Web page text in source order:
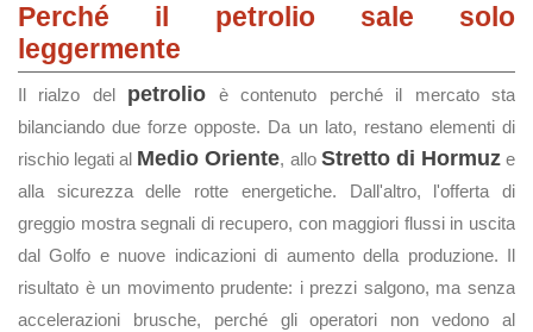
Perché il petrolio sale solo
leggermente
Il rialzo del petrolio è contenuto perché il mercato sta
bilanciando due forze opposte. Da un lato, restano elementi di
rischio legati al Medio Oriente, allo Stretto di Hormuze
alla sicurezza delle rotte energetiche. Dall'altro, l'offerta di
greggio mostra segnali di recupero, con maggiori flussi in uscita
dal Golfo e nuove indicazioni di aumento della produzione. Il
risultato è un movimento prudente: i prezzi salgono, ma senza
accelerazioni brusche, perché gli operatori non vedono al